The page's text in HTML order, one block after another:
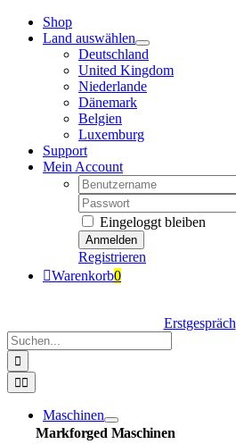
Zum
Inhalt
Shop
Land auswählen
Deutschland
United Kingdom
Niederlande
Dänemark
Belgien
Luxemburg
Support
Mein Account
Nutzername:
Passwort:
Eingeloggt bleiben
Registrieren
Warenkorb0
Erstgespräch
Suche
nach:
Navigation
umschalten
Maschinen
Markforged Maschinen